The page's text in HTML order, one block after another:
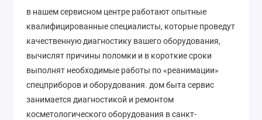
в нашем сервисном центре работают опытные
квалифицированные специалисты, которые проведут
качественную диагностику вашего оборудования,
вычислят причины поломки и в короткие сроки
выполнят необходимые работы по «реанимации»
спецприборов и оборудования. дом быта сервис
занимается диагностикой и ремонтом
косметологического оборудования в санкт-